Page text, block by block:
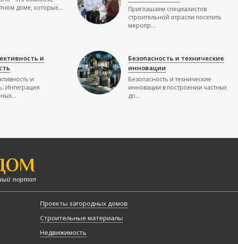
доме, которые...
Приглашаем специалистов
строительной отрасли посетить
меропр...
и
и
Интеграция
Безопасность и технические
инновации
Безопасность и технические
инновации в построении частных
до...
портал
Проекты загородных домов
Строительные материалы
Недвижимость